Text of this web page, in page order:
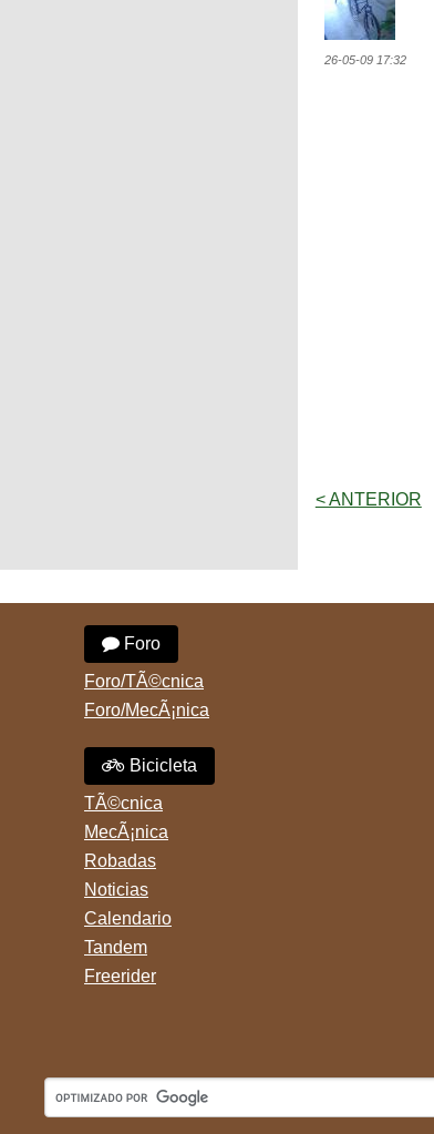
26-05-09 17:32
< ANTERIOR
Foro
Foro/TÃ©cnica
Foro/MecÃ¡nica
Bicicleta
TÃ©cnica
MecÃ¡nica
Robadas
Noticias
Calendario
Tandem
Freerider